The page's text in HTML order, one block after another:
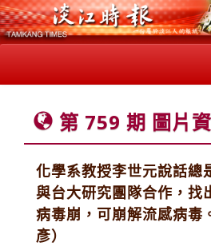
第 759 期 圖片
化學系教授李世元說話總
與台大研究團隊合作，找
病毒崩，可崩解流感病
彥）